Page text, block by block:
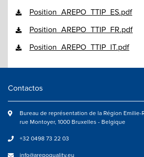
Position_AREPO_TTIP_ES.pdf
Position_AREPO_TTIP_FR.pdf
Position_AREPO_TTIP_IT.pdf
Contactos
Bureau de représentation de la Région Emilie-
rue Montoyer, 1000 Bruxelles - Belgique
+32 0498 73 22 03
info@arepoquality.eu